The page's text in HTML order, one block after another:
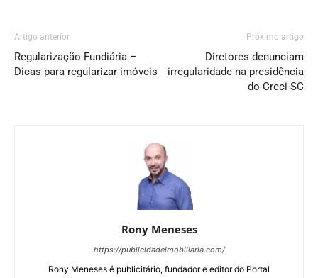
Artigo anterior
Regularização Fundiária –
Dicas para regularizar imóveis
Próximo artigo
Diretores denunciam
irregularidade na presidência
do Creci-SC
Rony Meneses
https://publicidadeimobiliaria.com/
Rony Meneses é publicitário, fundador e editor do Portal